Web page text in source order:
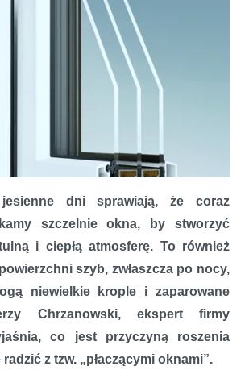
jesienne dni sprawiają, że coraz
szczelnie okna, by stworzyć
i ciepłą atmosferę. To również
szyb, zwłaszcza po nocy,
niewielkie krople i zaparowane
Chrzanowski, ekspert firmy
co jest przyczyną roszenia
z tzw. „płaczącymi oknami”.